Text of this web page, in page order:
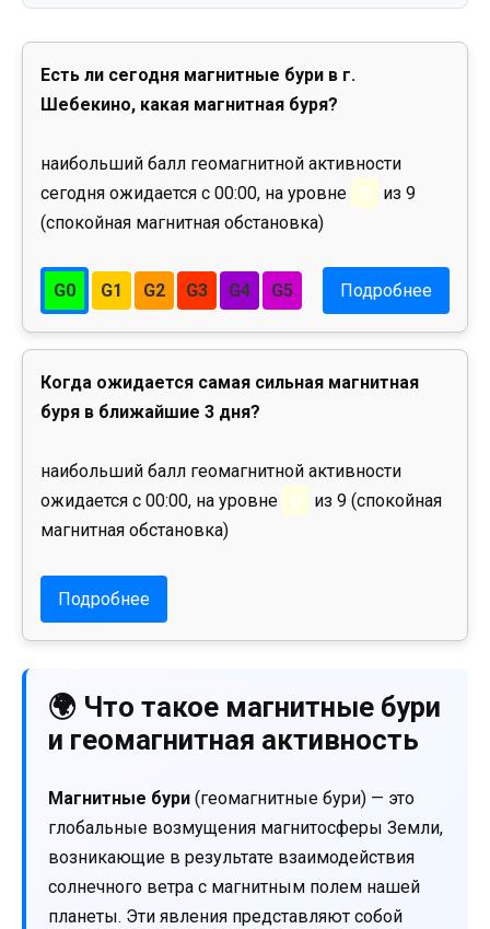
Есть ли сегодня магнитные бури в г.
Шебекино, какая магнитная буря?
наибольший балл геомагнитной активности
сегодня ожидается с 00:00, на уровне
0
из 9
(спокойная магнитная обстановка)
G0 G1 G2 G3 G4 G5 Подробнее
Когда ожидается самая сильная магнитная
буря в ближайшие 3 дня?
наибольший балл геомагнитной активности
ожидается с 00:00, на уровне
0
из 9 (спокойная
магнитная обстановка)
Подробнее
🌍 Что такое магнитные бури
и геомагнитная активность
Магнитные бури (геомагнитные бури) — это
глобальные возмущения магнитосферы Земли,
возникающие в результате взаимодействия
солнечного ветра с магнитным полем нашей
планеты. Эти явления представляют собой